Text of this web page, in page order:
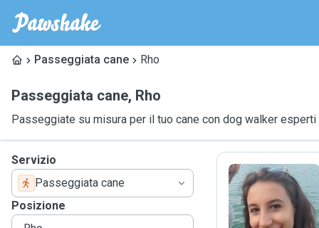
Passeggiata cane Rho
Passeggiata cane, Rho
Passeggiate su misura per il tuo cane con dog walker esperti
Servizio
Passeggiata cane
Posizione
E